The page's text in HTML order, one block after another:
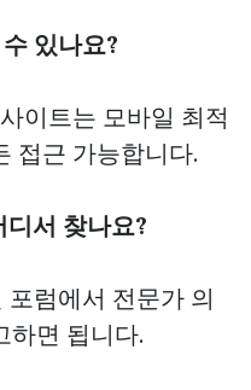
있나요?
이트는 모바일 최적
접근 가능합니다.
서 찾나요?
럼에서 전문가 의
하면 됩니다.